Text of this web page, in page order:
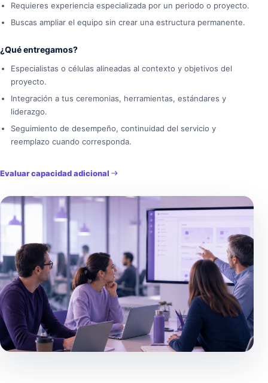
Requieres experiencia especializada por un periodo o proyecto.
Buscas ampliar el equipo sin crear una estructura permanente.
¿Qué entregamos?
Especialistas o células alineadas al contexto y objetivos del
proyecto.
Integración a tus ceremonias, herramientas, estándares y
liderazgo.
Seguimiento de desempeño, continuidad del servicio y
reemplazo cuando corresponda.
Evaluar capacidad adicional